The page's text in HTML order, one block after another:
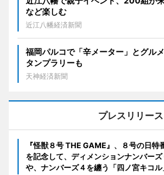
など楽しむ
近江八幡経済新聞
福岡パルコで「辛メーター」とグル
タンプラリーも
天神経済新聞
プレスリリース
『怪獣８号 THE GAME』、８号の日特
を記念して、ディメンションナンバーズ
や、ナンバーズ４を纏う「四ノ宮キコル